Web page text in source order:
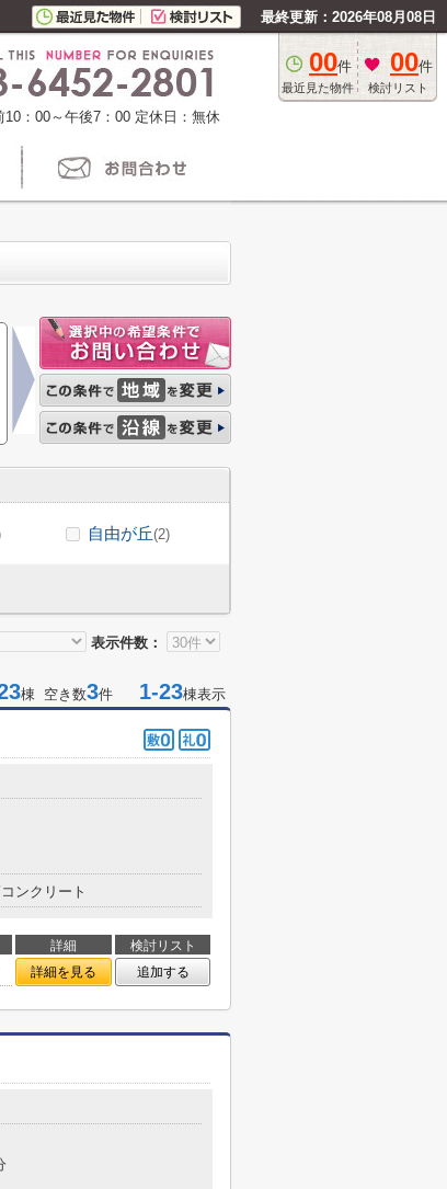
最終更新：2026年08月08日
00件
最近見た物件
00件
検討リスト
10：00～午後7：00 定休日：無休
自由が丘(2)
表示件数：
棟 空き数3件 1-23棟表示
ンクリート
詳細
検討リスト
詳細を見る 追加する